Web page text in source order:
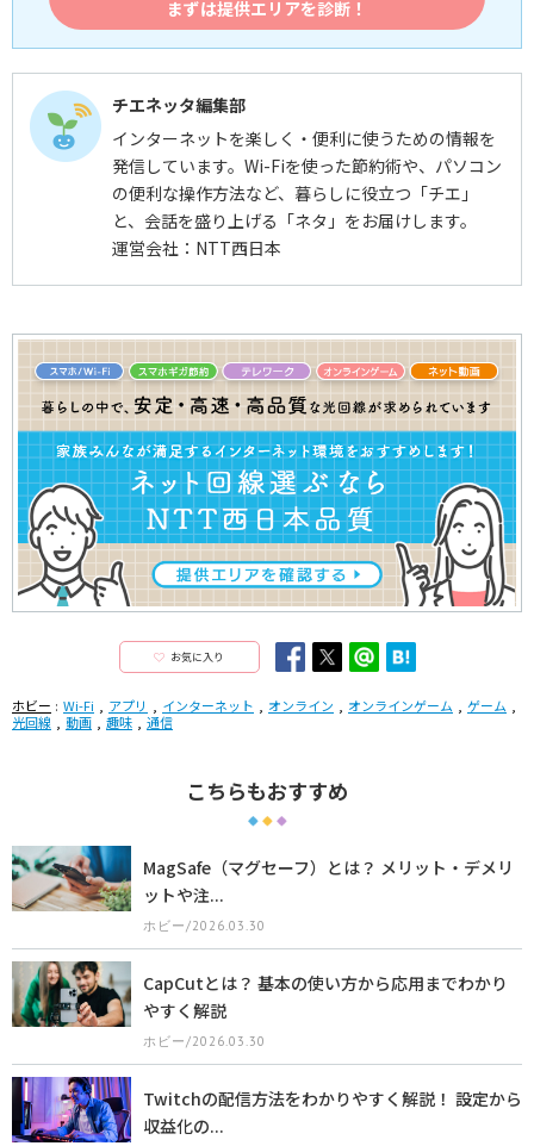
まずは提供エリアを診断！
チエネッタ編集部
インターネットを楽しく・便利に使うための情報を
発信しています。Wi-Fiを使った節約術や、パソコン
の便利な操作方法など、暮らしに役立つ「チエ」
と、会話を盛り上げる「ネタ」をお届けします。
運営会社：NTT西日本
お気に入り
ホビー Wi-Fi アプリ インターネット オンライン オンラインゲーム
ゲーム
光回線
動画 趣味 通信
こちらもおすすめ
MagSafe（マグセーフ）とは？ メリット・デメリ
ットや注...
ホビー/2026.03.30
CapCutとは？ 基本の使い方から応用までわかり
やすく解説
ホビー/2026.03.30
Twitchの配信方法をわかりやすく解説！ 設定から
収益化の...